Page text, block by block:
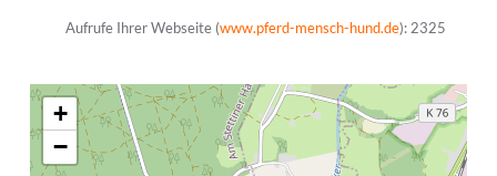
Aufrufe Ihrer Webseite (www.pferd-mensch-hund.de): 2325
+
−